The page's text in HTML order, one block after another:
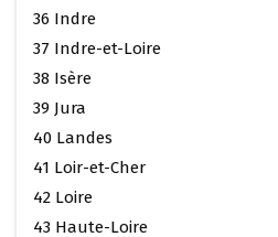
36 Indre
37 Indre-et-Loire
38 Isère
39 Jura
40 Landes
41 Loir-et-Cher
42 Loire
43 Haute-Loire